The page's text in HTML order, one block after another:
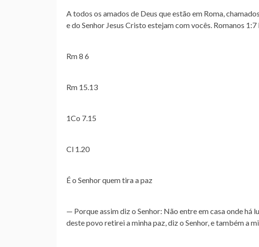
A todos os amados de Deus que estão em Roma,
e do Senhor Jesus Cristo estejam com vocês. Romanos
Rm 8 6
Rm 15.13
1Co 7.15
Cl 1.20
É o Senhor quem tira a paz
— Porque assim diz o Senhor: Não entre em casa onde
deste povo retirei a minha paz, diz o Senhor, e também a